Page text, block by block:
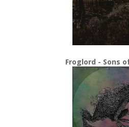
Froglord - Sons